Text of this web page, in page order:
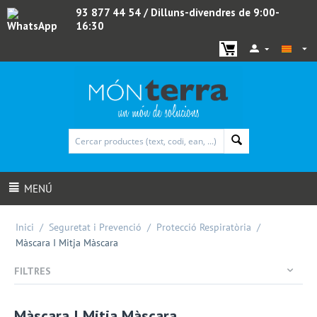
WhatsApp
93 877 44 54 / Dilluns-divendres de 9:00-
16:30
MENÚ
Inici / Seguretat i Prevenció / Protecció Respiratòria /
Màscara I Mitja Màscara
FILTRES